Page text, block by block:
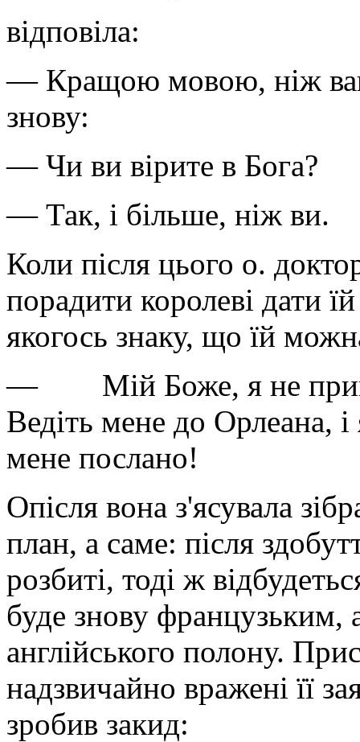
відповіла:
— Кращою мовою, ніж
знову:
— Чи ви вірите в Бога?
— Так, і більше, ніж ви.
Коли після цього о.
порадити королеві дати
якогось знаку, що їй
— Мій Боже, я не
Ведіть мене до Орлеана,
мене послано!
Опісля вона з'ясувала
план, а саме: після
розбиті, тоді ж
буде знову французьким,
англійського полону.
надзвичайно вражені її
зробив закид: